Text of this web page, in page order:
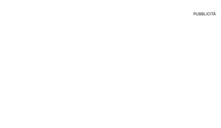
PUBBLICITÀ